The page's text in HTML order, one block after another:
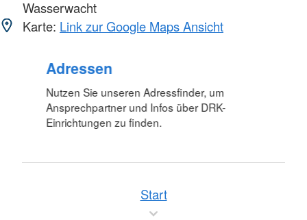
Wasserwacht
Karte: Link zur Google Maps Ansicht
Adressen
Nutzen Sie unseren Adressfinder, um
Ansprechpartner und Infos über DRK-
Einrichtungen zu finden.
Start